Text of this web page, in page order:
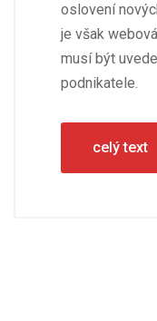
oslovení
je však
musí být
podnikatele.
celý text